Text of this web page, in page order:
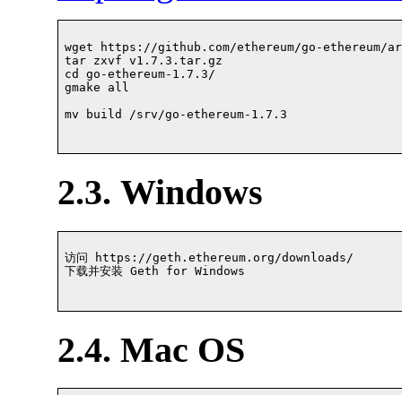
wget https://github.com/ethereum/go-ethereum/
tar zxvf v1.7.3.tar.gz
cd go-ethereum-1.7.3/
gmake all
mv build /srv/go-ethereum-1.7.3
2.3. Windows
访问 https://geth.ethereum.org/downloads/
下载并安装 Geth for Windows
2.4. Mac OS